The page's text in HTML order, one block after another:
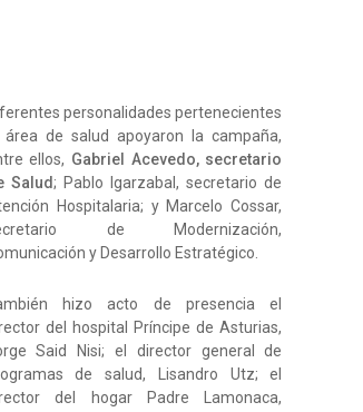
personalidades pertenecientes
área de salud apoyaron la campaña,
ellos, Gabriel Acevedo, secretario
Salud; Pablo Igarzabal, secretario de
Hospitalaria; y Marcelo Cossar,
de Modernización,
y Desarrollo Estratégico.
hizo acto de presencia el
del hospital Príncipe de Asturias,
Said Nisi; el director general de
de salud, Lisandro Utz; el
del hogar Padre Lamonaca,